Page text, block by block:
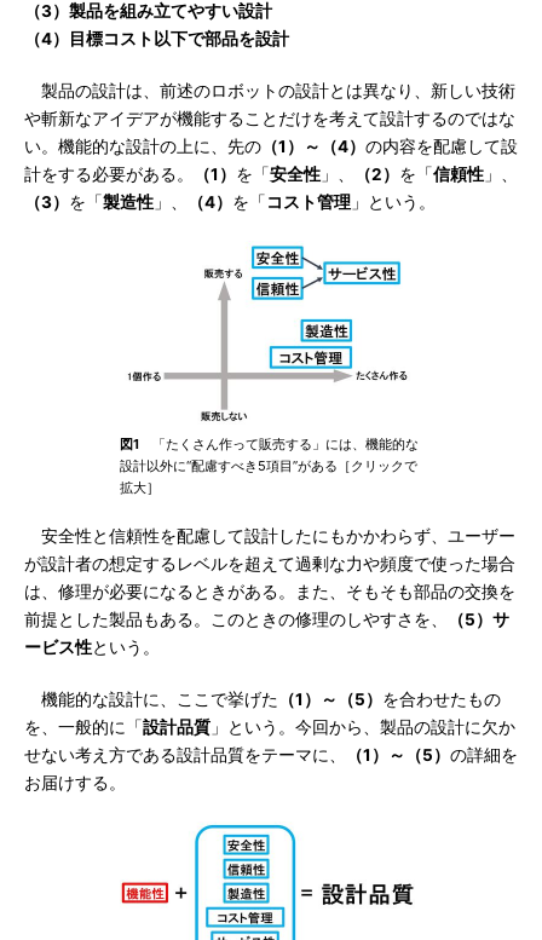
（3）製品を組み立てやすい設計
（4）目標コスト以下で部品を設計
製品の設計は、前述のロボットの設計とは異なり、新しい技術
や斬新なアイデアが機能することだけを考えて設計するのではな
い。機能的な設計の上に、先の （1）～（4） の内容を配慮して設
計をする必要がある。
（1） を「安全性 」、 （2） を「信頼性 」、
（3） を「製造性 」、 （4） を「 コスト管理 」という。
図1 「たくさん作って販売する」には、機能的な
設計以外に“配慮すべき5項目”がある［クリックで
拡大］
安全性と信頼性を配慮して設計したにもかかわらず、ユーザー
が設計者の想定するレベルを超えて過剰な力や頻度で使った場合
は、修理が必要になるときがある。また、そもそも部品の交換を
前提とした製品もある。このときの修理のしやすさを、
（5）サ
ービス性という。
機能的な設計に、ここで挙げた （1）～（5） を合わせたもの
を、一般的に「設計品質 」という。今回から、製品の設計に欠か
せない考え方である設計品質をテーマに、
（1）～（5） の詳細を
お届けする。